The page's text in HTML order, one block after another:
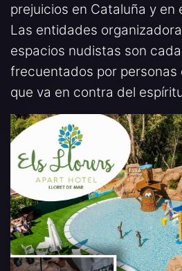
prejuicios en Cataluña y en
Las entidades
espacios nudistas son
frecuentados por personas
que va en contra del